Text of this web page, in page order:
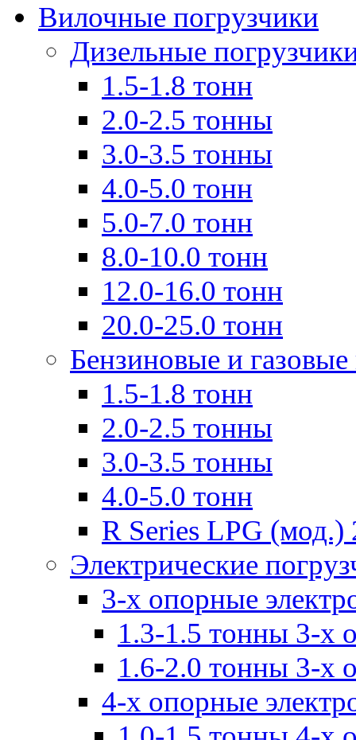
Вилочные погрузчики
Дизельные
1.5-1.8 тонн
2.0-2.5 тонны
3.0-3.5 тонны
4.0-5.0 тонн
5.0-7.0 тонн
8.0-10.0 тонн
12.0-16.0 тонн
20.0-25.0 тонн
Бензиновые и
1.5-1.8 тонн
2.0-2.5 тонны
3.0-3.5 тонны
4.0-5.0 тонн
R Series LPG (мод.)
Электрические
3-х опорные
1.3-1.5 тонны 3-х
1.6-2.0 тонны 3-х
4-х опорные